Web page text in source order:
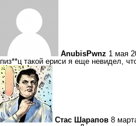
AnubisPwnz 1 мая
пиз**ц такой ериси я еще невидел,
Стас Шарапов 8